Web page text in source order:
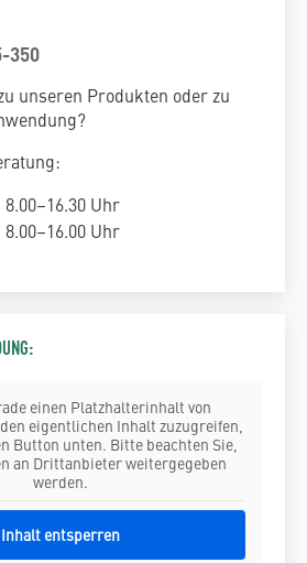
350
unseren Produkten oder zu
8.00–16.30 Uhr
8.00–16.00 Uhr
einen Platzhalterinhalt von
eigentlichen Inhalt zuzugreifen,
Button unten. Bitte beachten Sie,
an Drittanbieter weitergegeben
werden.
Inhalt entsperren